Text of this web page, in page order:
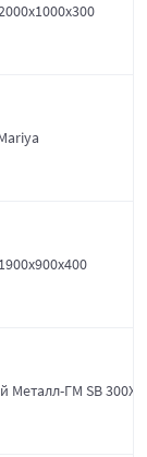
Металл-ГМ SB